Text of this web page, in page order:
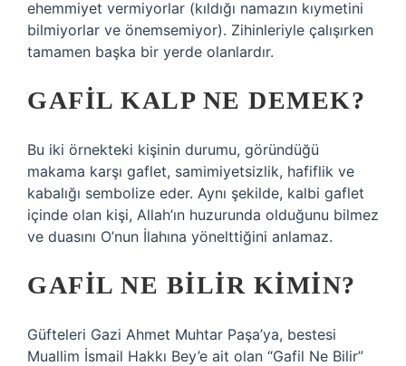
ehemmiyet vermiyorlar (kıldığı namazın kıymetini
bilmiyorlar ve önemsemiyor). Zihinleriyle çalışırken
tamamen başka bir yerde olanlardır.
GAFIL KALP NE DEMEK?
Bu iki örnekteki kişinin durumu, göründüğü
makama karşı gaflet, samimiyetsizlik, hafiflik ve
kabalığı sembolize eder. Aynı şekilde, kalbi gaflet
içinde olan kişi, Allah’ın huzurunda olduğunu bilmez
ve duasını O’nun İlahına yönelttiğini anlamaz.
GAFIL NE BILIR KIMIN?
Güfteleri Gazi Ahmet Muhtar Paşa’ya, bestesi
Muallim İsmail Hakkı Bey’e ait olan “Gafil Ne Bilir”